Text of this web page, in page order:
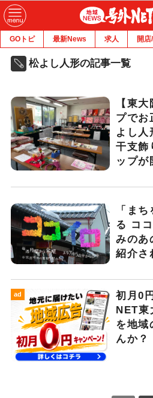
GOトピ 最新News 求人 開
松よし人形の記事一覧
【東
プでお
よし人
干支飾
ップが
「ま
る コ
みのあ
紹介さ
ad
初月0
NET東
を地域
んか？